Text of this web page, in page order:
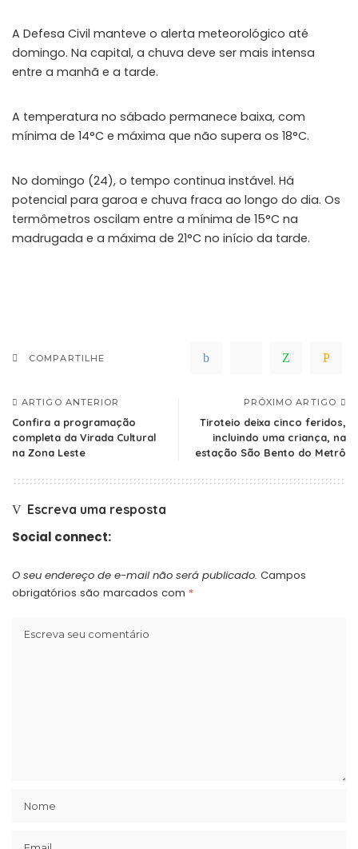
A Defesa Civil manteve o alerta meteorológico até
domingo. Na capital, a chuva deve ser mais intensa
entre a manhã e a tarde.
A temperatura no sábado permanece baixa, com
mínima de 14°C e máxima que não supera os 18°C.
No domingo (24), o tempo continua instável. Há
potencial para garoa e chuva fraca ao longo do dia. Os
termômetros oscilam entre a mínima de 15°C na
madrugada e a máxima de 21°C no início da tarde.
COMPARTILHE
ARTIGO ANTERIOR
Confira a programação
completa da Virada Cultural
na Zona Leste
PRÓXIMO ARTIGO
Tiroteio deixa cinco feridos,
incluindo uma criança, na
estação São Bento do Metrô
Escreva uma resposta
Social connect:
O seu endereço de e-mail não será publicado. Campos
obrigatórios são marcados com *